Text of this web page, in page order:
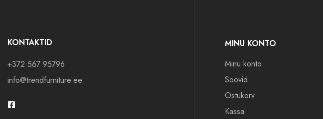
KONTAKTID
+372 567 95796
info@trendfurniture.ee
MINU KONTO
Minu konto
Soovid
Ostukorv
Kassa